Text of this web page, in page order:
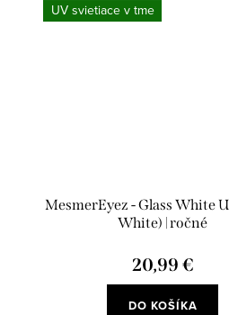
UV svietiace v tme
MesmerEyez - Glass White
White) | ročné
20,99 €
DO KOŠÍKA